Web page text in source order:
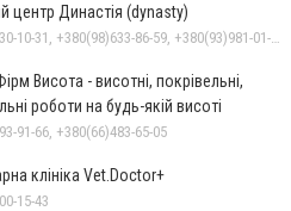
центр Династія (dynasty)
Висота - висотні, покрівельні,
роботи на будь-якій висоті
91-66, +380(66)483-65-05
клініка Vet.Doctor+
15-43